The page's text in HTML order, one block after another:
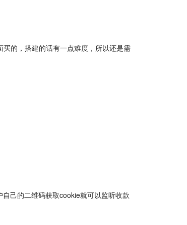
的，搭建的话有一点难度，所以还是需
己的二维码获取cookie就可以监听收款